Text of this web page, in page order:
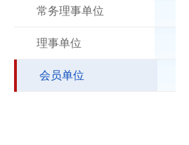
常务理事单位
理事单位
会员单位